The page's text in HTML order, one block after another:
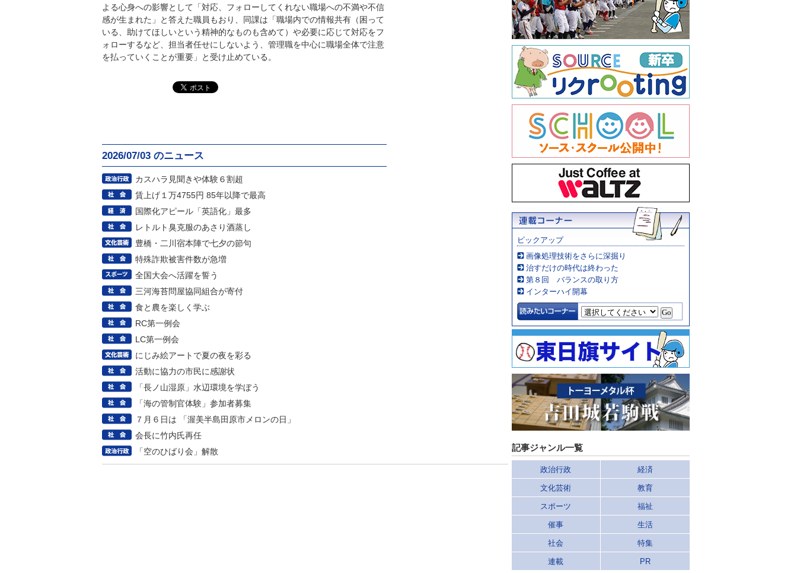
よる心身への影響として「対応、フォローしてくれない職場への不満や不信
感が生まれた」と答えた職員もおり、同課は「職場内での情報共有（困って
いる、助けてほしいという精神的なものも含めて）や必要に応じて対応をフ
ォローするなど、担当者任せにしないよう、管理職を中心に職場全体で注意
を払っていくことが重要」と受け止めている。
2026/07/03 のニュース
カスハラ見聞きや体験６割超
賃上げ１万4755円 85年以降で最高
国際化アピール「英語化」最多
レトルト臭克服のあさり酒蒸し
豊橋・二川宿本陣で七夕の節句
特殊詐欺被害件数が急増
全国大会へ活躍を誓う
三河海苔問屋協同組合が寄付
食と農を楽しく学ぶ
RC第一例会
LC第一例会
にじみ絵アートで夏の夜を彩る
活動に協力の市民に感謝状
「長ノ山湿原」水辺環境を学ぼう
「海の管制官体験」参加者募集
７月６日は 「渥美半島田原市メロンの日」
会長に竹内氏再任
「空のひばり会」解散
ピックアップ
画像処理技術をさらに深掘り
治すだけの時代は終わった
第８回 バランスの取り方
インターハイ開幕
記事ジャンル一覧
政治行政 経済
文化芸術 教育
スポーツ 福祉
催事 生活
社会 特集
連載 PR